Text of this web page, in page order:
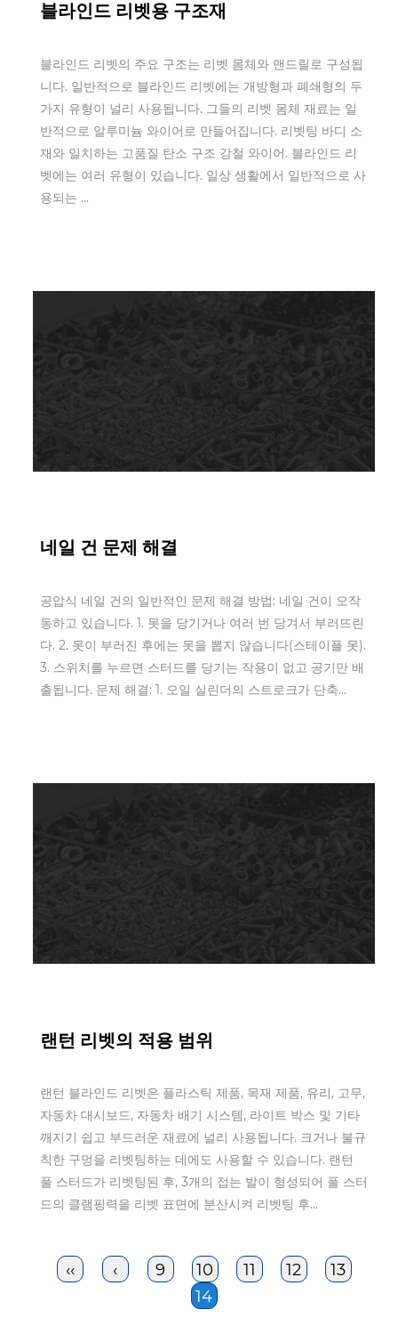
블라인드 리벳용 구조재
블라인드 리벳의 주요 구조는 리벳 몸체와 맨드릴로 구성됩
니다. 일반적으로 블라인드 리벳에는 개방형과 폐쇄형의 두
가지 유형이 널리 사용됩니다. 그들의 리벳 몸체 재료는 일
반적으로 알루미늄 와이어로 만들어집니다. 리벳팅 바디 소
재와 일치하는 고품질 탄소 구조 강철 와이어. 블라인드 리
벳에는 여러 유형이 있습니다. 일상 생활에서 일반적으로 사
용되는 ...
네일 건 문제 해결
공압식 네일 건의 일반적인 문제 해결 방법: 네일 건이 오작
동하고 있습니다. 1. 못을 당기거나 여러 번 당겨서 부러뜨린
다. 2. 못이 부러진 후에는 못을 뽑지 않습니다(스테이플 못).
3. 스위치를 누르면 스터드를 당기는 작용이 없고 공기만 배
출됩니다. 문제 해결: 1. 오일 실린더의 스트로크가 단축...
랜턴 리벳의 적용 범위
랜턴 블라인드 리벳은 플라스틱 제품, 목재 제품, 유리, 고무,
자동차 대시보드, 자동차 배기 시스템, 라이트 박스 및 기타
깨지기 쉽고 부드러운 재료에 널리 사용됩니다. 크거나 불규
칙한 구멍을 리벳팅하는 데에도 사용할 수 있습니다. 랜턴
풀 스터드가 리벳팅된 후, 3개의 접는 발이 형성되어 풀 스터
드의 클램핑력을 리벳 표면에 분산시켜 리벳팅 후...
‹‹ ‹ 9 10 11 12
13
14